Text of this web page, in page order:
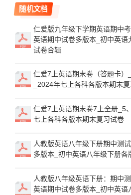
随机文档
仁爱版九年级下学期英语期中
英语期中试卷多版本_初中英语
试卷合辑
仁爱7上英语期末卷（答题卡）
_2024年七上各科各版本期末
仁爱7上英语期末卷7上全册_5
七上各科各版本期末复习试卷
人教版英语八年级下册期中测
多版本_初中英语八年级下册各
人教版八年级英语下册：期中
英语期中试卷多版本_初中英语